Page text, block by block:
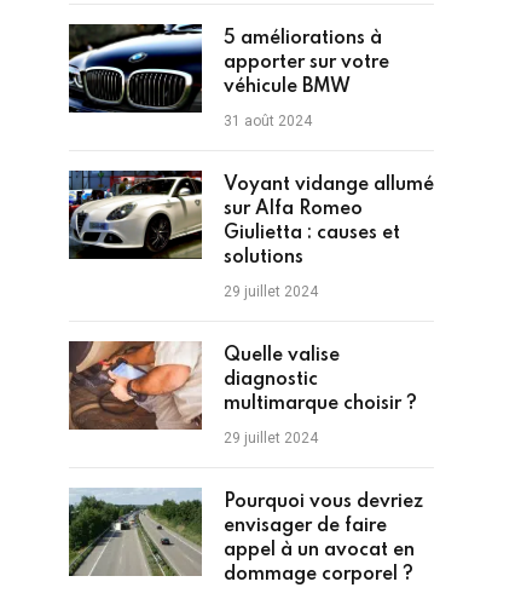
5 améliorations à
apporter sur votre
véhicule BMW
31 août 2024
Voyant vidange allumé
sur Alfa Romeo
Giulietta : causes et
solutions
29 juillet 2024
Quelle valise
diagnostic
multimarque choisir ?
29 juillet 2024
Pourquoi vous devriez
envisager de faire
appel à un avocat en
dommage corporel ?